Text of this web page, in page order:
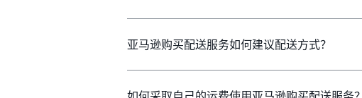
亚马逊购买配送服务如何建议配送方式？